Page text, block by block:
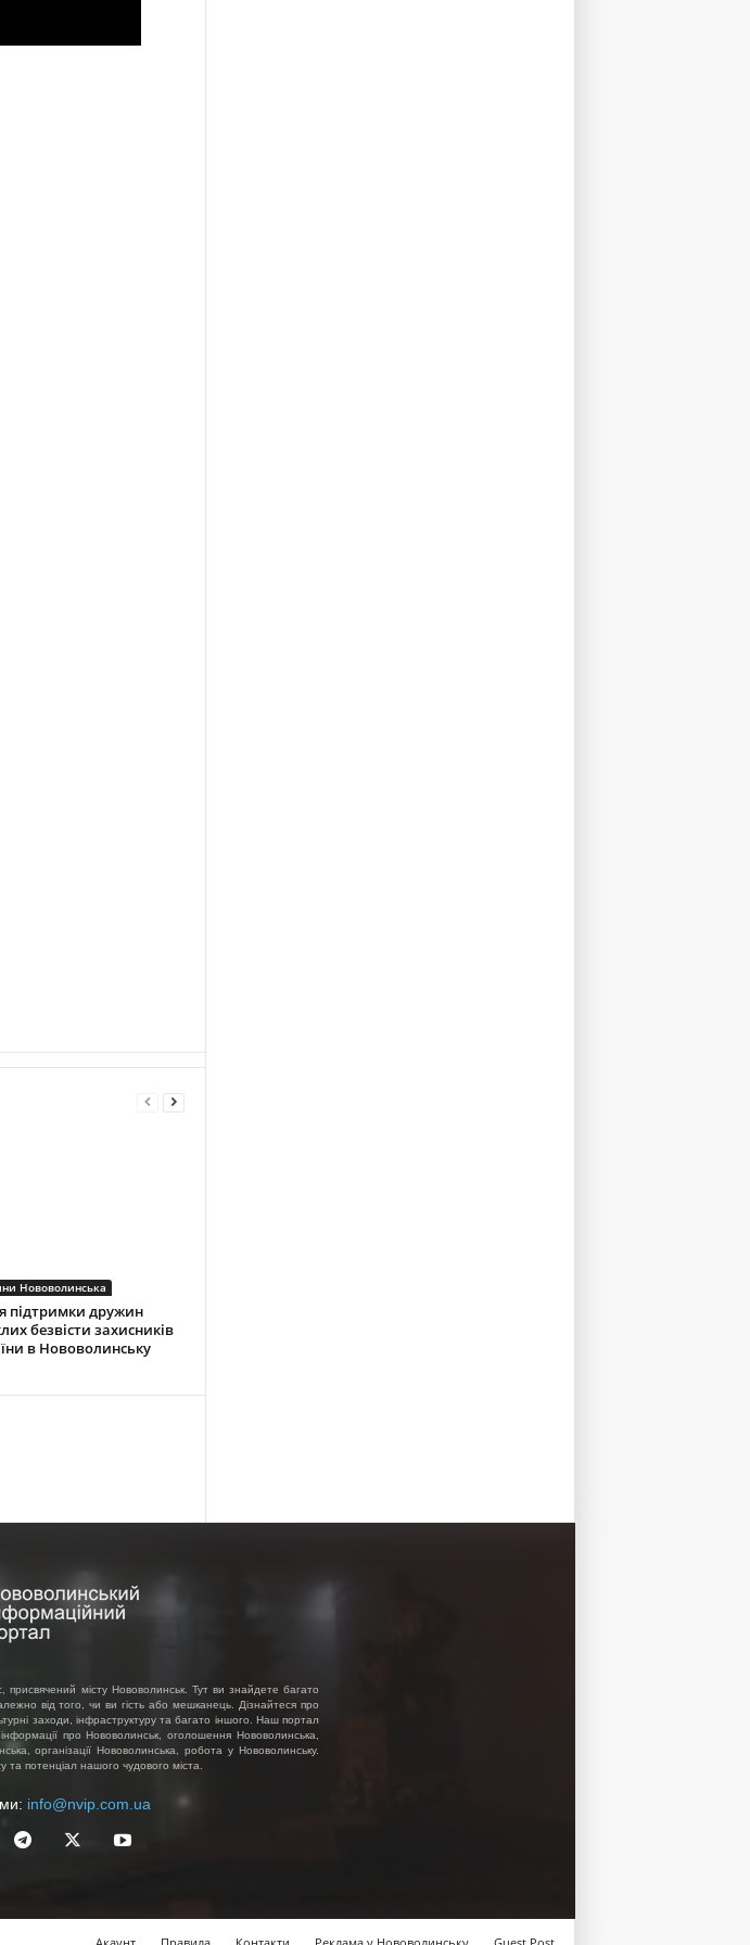
Нововолинська
підтримки дружин
безвісти захисників
в Нововолинську
місту Нововолинськ. Тут ви знайдете багато
від того, чи ви гість або мешканець. Дізнайтеся про
заходи, інфраструктуру та багато іншого. Наш портал
про Нововолинськ, оголошення Нововолинська,
організації Нововолинська, робота у Нововолинську.
потенціал нашого чудового міста.
info@nvip.com.ua